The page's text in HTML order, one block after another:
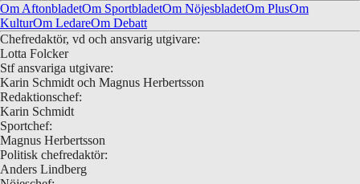
Om AftonbladetOm SportbladetOm NöjesbladetOm PlusOm
KulturOm LedareOm Debatt
Chefredaktör, vd och ansvarig utgivare:
Lotta Folcker
Stf ansvariga utgivare:
Karin Schmidt och Magnus Herbertsson
Redaktionschef:
Karin Schmidt
Sportchef:
Magnus Herbertsson
Politisk chefredaktör:
Anders Lindberg